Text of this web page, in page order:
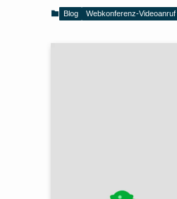
Blog Webkonferenz-Videoanruf